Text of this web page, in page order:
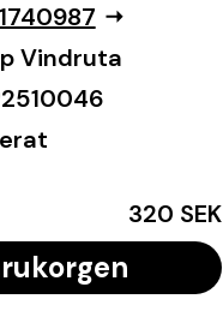
Vindruta
320 SEK